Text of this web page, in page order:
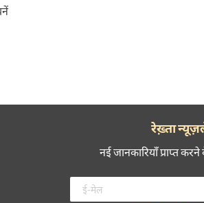
रेख़्ता
नई जानकारियाँ प्राप्त